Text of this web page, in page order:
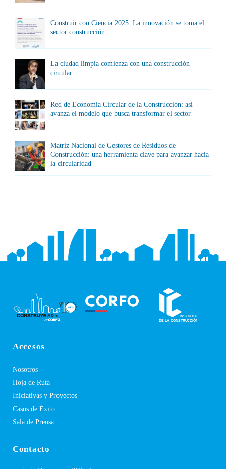
Construir con Ciencia 2025: La innovación se toma el
sector construcción
La ciudad limpia comienza con una construcción
circular
Red de Economía Circular de la Construcción: así
avanza el modelo que busca transformar el sector
Matriz Nacional de Gestores de Residuos de
Construcción: una herramienta clave para avanzar hacia
la circularidad
Accesos
Nosotros
Hoja de Ruta
Iniciativas y Proyectos
Casos de Éxito
Sala de Prensa
Contacto